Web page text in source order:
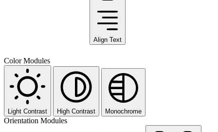
Align Text
Color Modules
Light Contrast High Contrast Monochrome
Orientation Modules